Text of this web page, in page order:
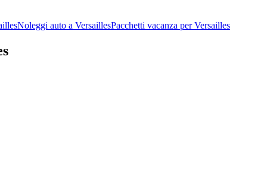
Noleggi auto a VersaillesPacchetti vacanza per Versailles